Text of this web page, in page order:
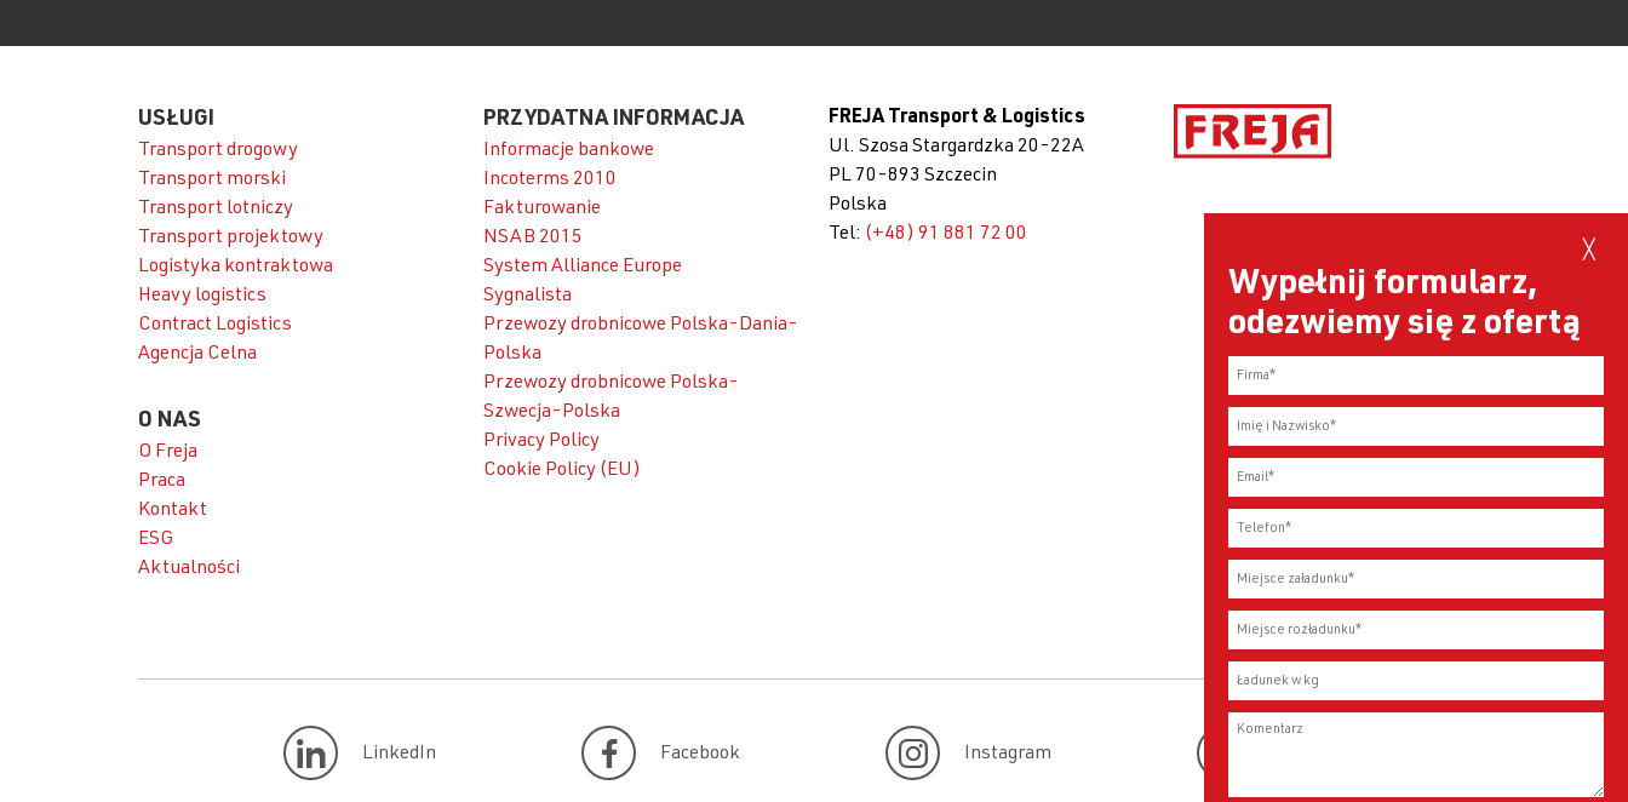
╳
Wypełnij formularz,
odezwiemy się z ofertą
USŁUGI
Transport drogowy
Transport morski
Transport lotniczy
Transport projektowy
Logistyka kontraktowa
Heavy logistics
Contract Logistics
Agencja Celna
O NAS
O Freja
Praca
Kontakt
ESG
Aktualności
PRZYDATNA INFORMACJA
Informacje bankowe
Incoterms 2010
Fakturowanie
NSAB 2015
System Alliance Europe
Sygnalista
Przewozy drobnicowe Polska-Dania-
Polska
Przewozy drobnicowe Polska-
Szwecja-Polska
Privacy Policy
Cookie Policy (EU)
FREJA Transport & Logistics
Ul. Szosa Stargardzka 20-22A
PL 70-893 Szczecin
Polska
Tel: (+48) 91 881 72 00
LinkedIn Facebook Instagram